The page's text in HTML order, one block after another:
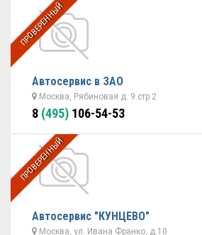
ПРОВЕРЕННЫЙ
Автосервис в ЗАО
Москва, Рябиновая д. 9 стр.2
8 (495) 106-54-53
ПРОВЕРЕННЫЙ
Автосервис "КУНЦЕВО"
Москва, ул. Ивана Франко, д.10